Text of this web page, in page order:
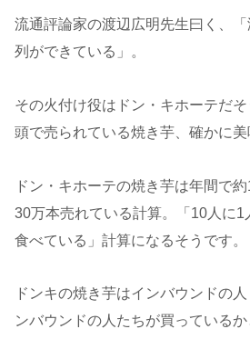
流通評論家の渡辺広明先生曰く、
列ができている」。
その火付け役はドン・キホーテだ
頭で売られている焼き芋、確かに
ドン・キホーテの焼き芋は年間で約
30万本売れている計算。「10人に1
食べている」計算になるそうです。
ドンキの焼き芋はインバウンドの
ンバウンドの人たちが買っている